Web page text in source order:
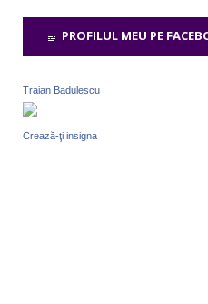
PROFILUL MEU PE
Traian Badulescu
Crează-ţi insigna